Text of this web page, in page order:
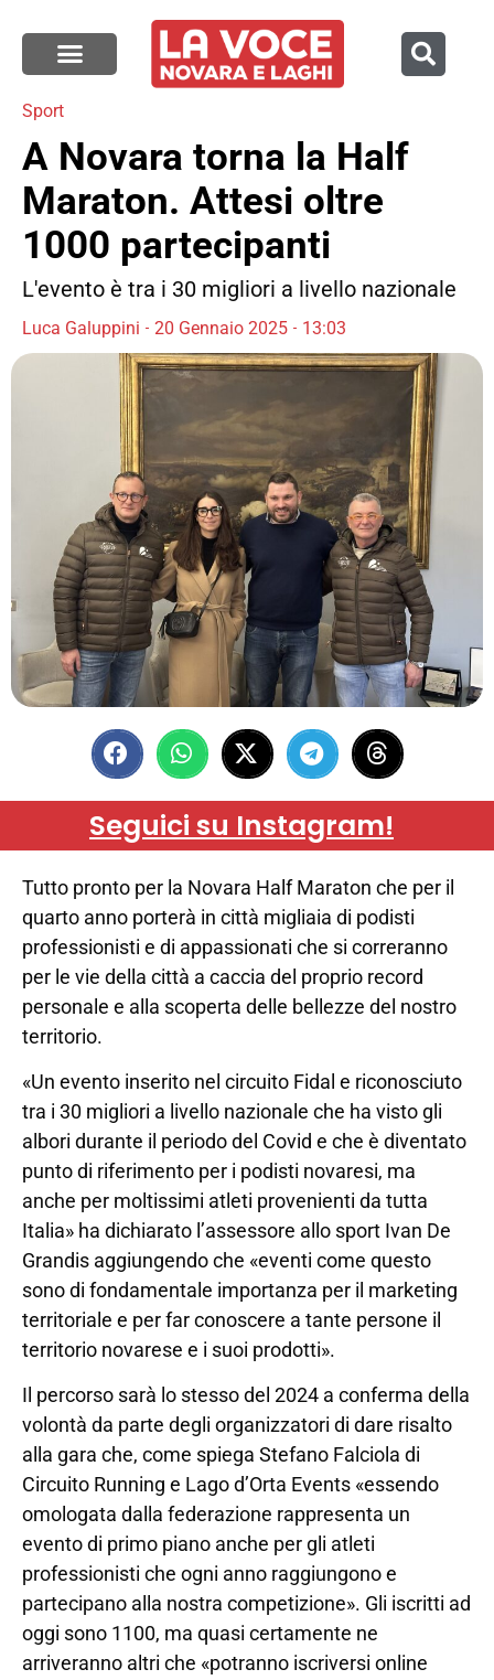
Sport
A Novara torna la Half
Maraton. Attesi oltre
1000 partecipanti
L'evento è tra i 30 migliori a livello nazionale
Luca Galuppini 20 Gennaio 2025 13:03
Seguici su Instagram!
Tutto pronto per la Novara Half Maraton che per il
quarto anno porterà in città migliaia di podisti
professionisti e di appassionati che si correranno
per le vie della città a caccia del proprio record
personale e alla scoperta delle bellezze del nostro
territorio.
«Un evento inserito nel circuito Fidal e riconosciuto
tra i 30 migliori a livello nazionale che ha visto gli
albori durante il periodo del Covid e che è diventato
punto di riferimento per i podisti novaresi, ma
anche per moltissimi atleti provenienti da tutta
Italia» ha dichiarato l’assessore allo sport Ivan De
Grandis aggiungendo che «eventi come questo
sono di fondamentale importanza per il marketing
territoriale e per far conoscere a tante persone il
territorio novarese e i suoi prodotti».
Il percorso sarà lo stesso del 2024 a conferma della
volontà da parte degli organizzatori di dare risalto
alla gara che, come spiega Stefano Falciola di
Circuito Running e Lago d’Orta Events «essendo
omologata dalla federazione rappresenta un
evento di primo piano anche per gli atleti
professionisti che ogni anno raggiungono e
partecipano alla nostra competizione». Gli iscritti ad
oggi sono 1100, ma quasi certamente ne
arriveranno altri che «potranno iscriversi online